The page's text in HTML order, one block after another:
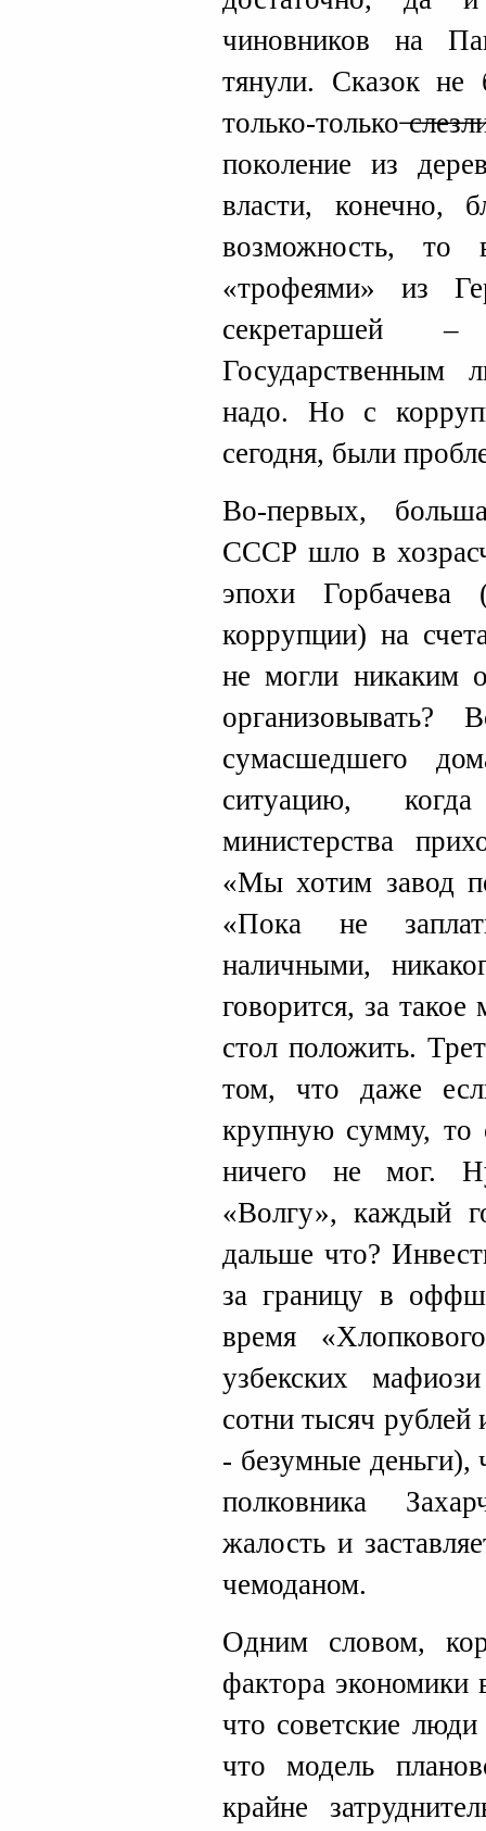
чиновников на
тянули. Сказок
только-только
поколение из
власти, конечно,
возможность, то
«трофеями» из
секретаршей
Государственным
надо. Но с
сегодня, были
Во-первых,
СССР шло в
эпохи Горбачева
коррупции) на
не могли никаким
организовывать?
сумасшедшего
ситуацию,
министерства
«Мы хотим завод
«Пока не
наличными,
говорится, за
стол положить.
том, что даже
крупную сумму, то
ничего не мог.
«Волгу», каждый
дальше что?
за границу в
время
узбекских
сотни тысяч рублей
- безумные
полковника
жалость и
чемоданом.
Одним словом,
фактора
что советские
что модель
крайне